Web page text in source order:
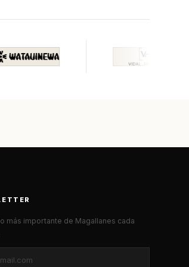
más importante de Magallanes cada